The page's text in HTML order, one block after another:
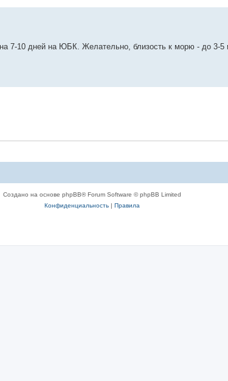
7-10 дней на ЮБК. Желательно, близость к морю - до 3-5
Создано на основе phpBB® Forum Software © phpBB Limited
Конфиденциальность| Правила